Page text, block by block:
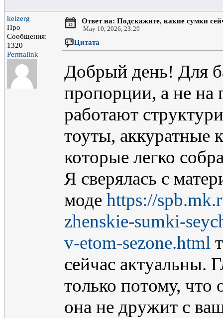
keizerg
Про
Сообщения:
1320
Permalink
Ответ на: Подскажите, какие сумки
May 10, 2026, 23:29
Цитата
Добрый день! Для
пропорции, а не
работают
тоуты, аккуратные
которые легко
Я сверялась с
моде https://
zhenskie-sumki-
v-etom-sezone.html
сейчас актуальны.
только потому, что
она не дружит с